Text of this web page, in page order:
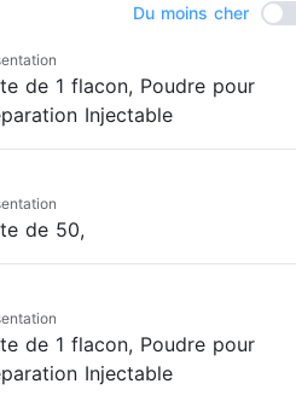
Du moins cher
de 1 flacon, Poudre pour
Injectable
de 50,
de 1 flacon, Poudre pour
Injectable